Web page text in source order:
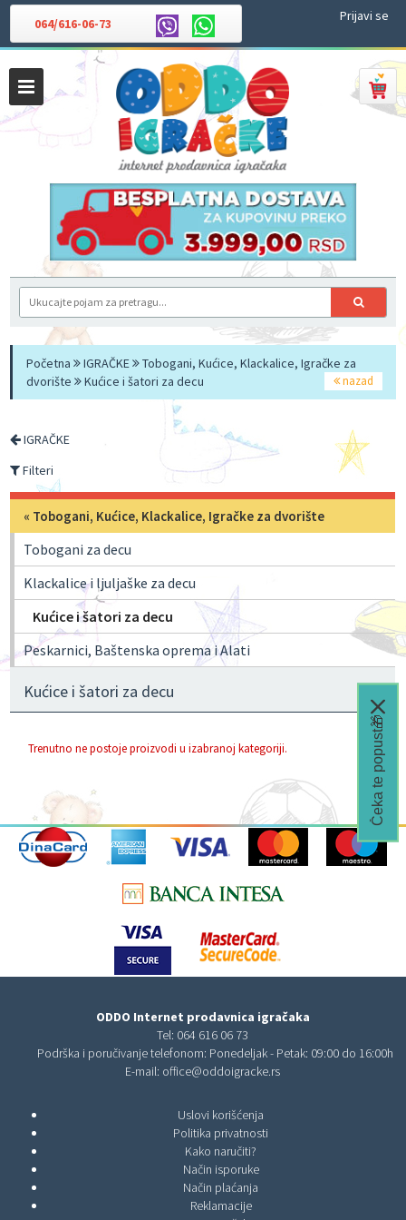
064/616-06-73 Prijavi se
Početna IGRAČKE
Tobogani, Kućice, Klackalice, Igračke za
dvorište
Kućice i šatori za decu nazad
IGRAČKE
Filteri
« Tobogani, Kućice, Klackalice, Igračke za dvorište
Tobogani za decu
Klackalice i ljuljaške za decu
Kućice i šatori za decu
Peskarnici, Baštenska oprema i Alati
Kućice i šatori za decu
Trenutno ne postoje proizvodi u izabranoj kategoriji.
ODDO Internet prodavnica igračaka
Tel: 064 616 06 73
Podrška i poručivanje telefonom: Ponedeljak - Petak: 09:00 do 16:00h
E-mail: office@oddoigracke.rs
Uslovi korišćenja
Politika privatnosti
Kako naručiti?
Način isporuke
Način plaćanja
Reklamacije
Čeka te popust🎁